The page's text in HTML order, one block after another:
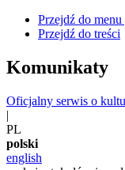
Przejdź do menu
Przejdź do treści
Komunikaty
Oficjalny serwis o
|
PL
polski
english